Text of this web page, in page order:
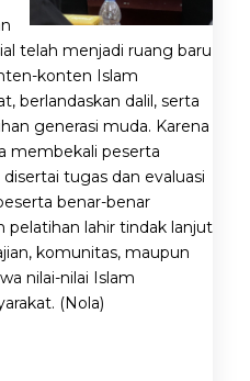
telah menjadi ruang baru
konten Islam
berlandaskan dalil, serta
generasi muda. Karena
membekali peserta
tugas dan evaluasi
benar-benar
pelatihan lahir tindak lanjut
komunitas, maupun
nilai-nilai Islam
(Nola)